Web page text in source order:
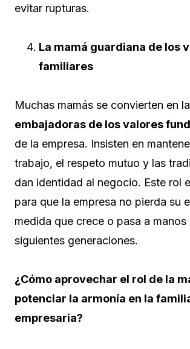
evitar rupturas.
La mamá guardiana de los
familiares
Muchas mamás se convierten en
embajadoras de los valores
de la empresa. Insisten en
trabajo, el respeto mutuo y las
dan identidad al negocio. Este rol
para que la empresa no pierda su
medida que crece o pasa a manos
siguientes generaciones.
¿Cómo aprovechar el rol de la
potenciar la armonía en la
empresaria?